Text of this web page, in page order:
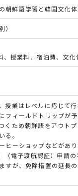
朝鮮語学習と韓国文化
）
授業料、宿泊費、文化
授業はレベルに応じて
フィールドトリップが
くため朝鮮語をアウト
る。
ヒーショップなどがあ
（電子渡航認証）申
すが、免除措置の延長